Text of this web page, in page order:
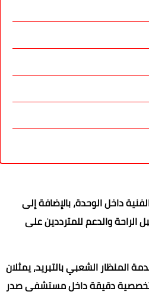
داخل الوحدة، بالإضافة إلى
الراحة والدعم للمترددين على
المنظار الشعبي بالتبريد، يمثلان
تخصصية دقيقة داخل مستشفى صدر